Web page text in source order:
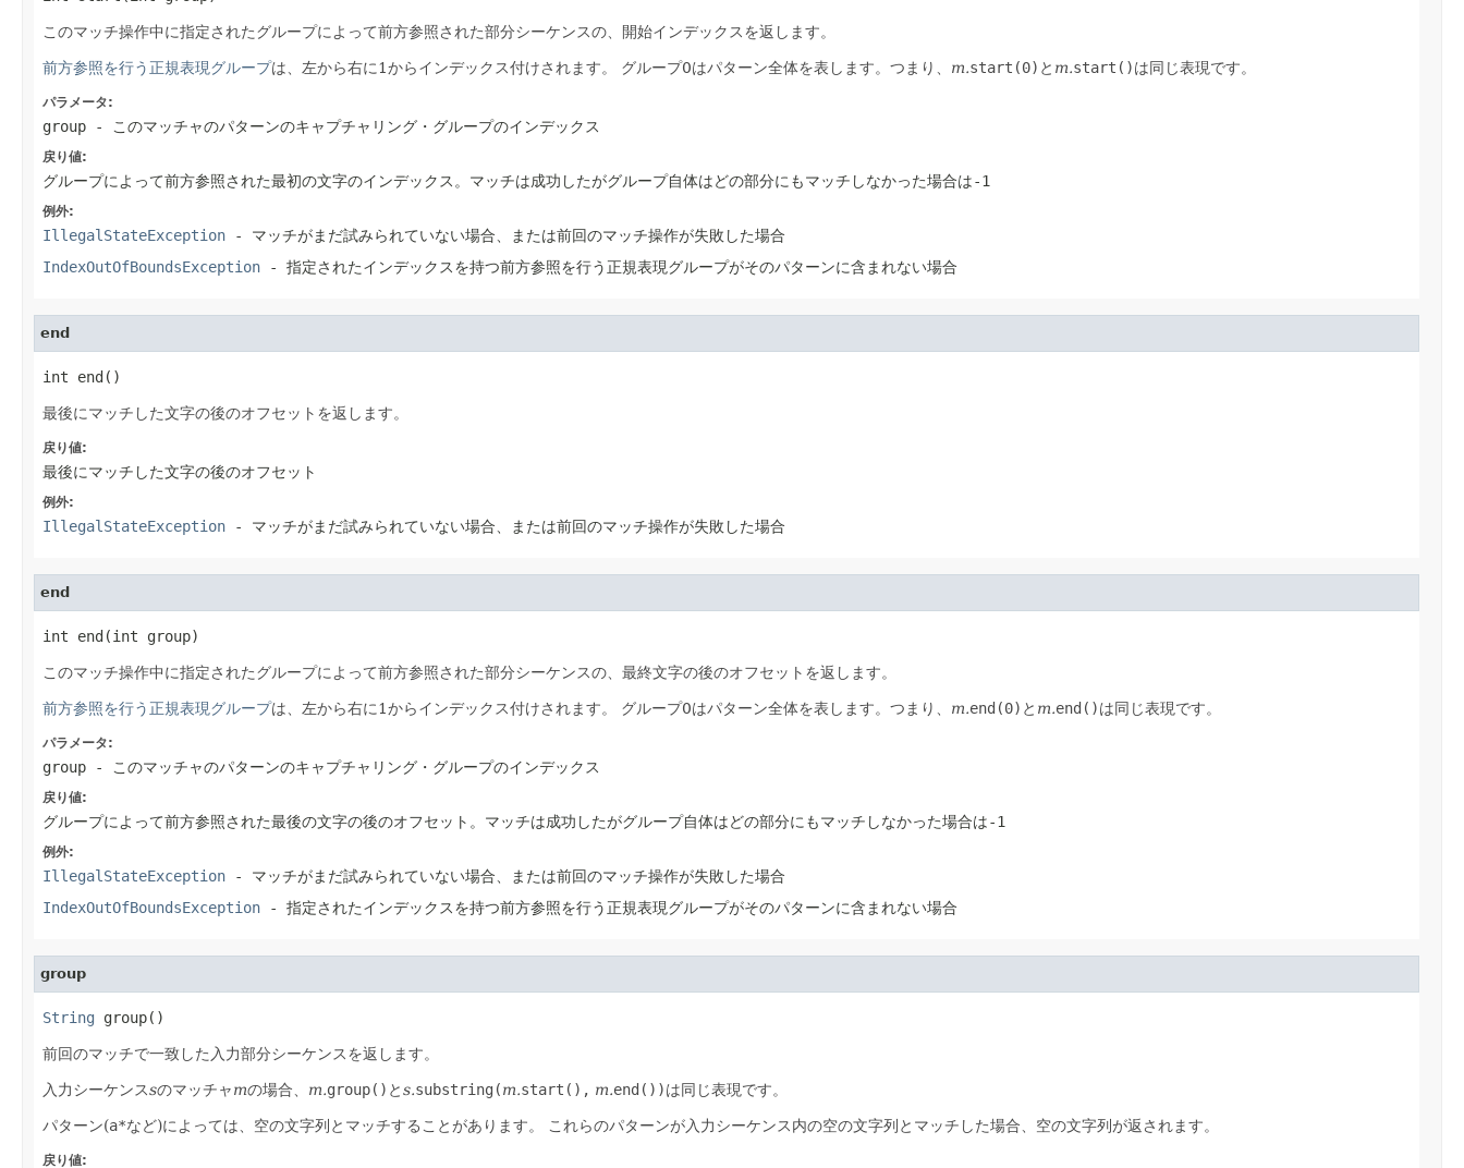
このマッチ操作中に指定されたグループによって前方参照された部分シーケンスの、開始インデックスを返します。
前方参照を行う正規表現グループは、左から右に1からインデックス付けされます。 グループ0はパターン全体を表します。つまり、 m.start(0) と m.start()は同じ表現です。
パラメータ:
group - このマッチャのパターンのキャプチャリング・グループのインデックス
戻り値:
グループによって前方参照された最初の文字のインデックス。マッチは成功したがグループ自体はどの部分にもマッチしなかった場合は-1
例外:
IllegalStateException - マッチがまだ試みられていない場合、または前回のマッチ操作が失敗した場合
IndexOutOfBoundsException - 指定されたインデックスを持つ前方参照を行う正規表現グループがそのパターンに含まれない場合
end
int end()
最後にマッチした文字の後のオフセットを返します。
戻り値:
最後にマッチした文字の後のオフセット
例外:
IllegalStateException - マッチがまだ試みられていない場合、または前回のマッチ操作が失敗した場合
end
int end(int group)
このマッチ操作中に指定されたグループによって前方参照された部分シーケンスの、最終文字の後のオフセットを返します。
前方参照を行う正規表現グループは、左から右に1からインデックス付けされます。 グループ0はパターン全体を表します。つまり、 m.end(0) と m.end()は同じ表現です。
パラメータ:
group - このマッチャのパターンのキャプチャリング・グループのインデックス
戻り値:
グループによって前方参照された最後の文字の後のオフセット。マッチは成功したがグループ自体はどの部分にもマッチしなかった場合は-1
例外:
IllegalStateException - マッチがまだ試みられていない場合、または前回のマッチ操作が失敗した場合
IndexOutOfBoundsException - 指定されたインデックスを持つ前方参照を行う正規表現グループがそのパターンに含まれない場合
group
String group()
前回のマッチで一致した入力部分シーケンスを返します。
入力シーケンスsのマッチャmの場合、 m.group() とs.substring(m.start(), m.end())は同じ表現です。
パターン(a*など)によっては、空の文字列とマッチすることがあります。 これらのパターンが入力シーケンス内の空の文字列とマッチした場合、空の文字列が返されます。
戻り値: